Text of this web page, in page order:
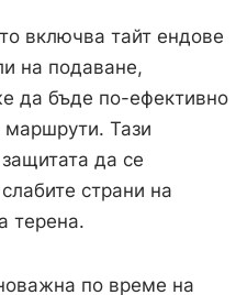
включва тайт ендове
на подаване,
да бъде по-ефективно
маршрути. Тази
да се
страни на
терена.
по време на